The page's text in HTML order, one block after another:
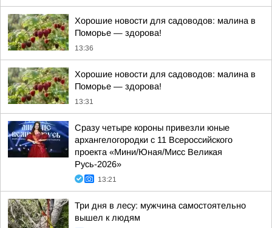
Хорошие новости для садоводов: малина в
Поморье — здорова!
13:36
Хорошие новости для садоводов: малина в
Поморье — здорова!
13:31
Сразу четыре короны привезли юные
архангелогородки с 11 Всероссийского
проекта «Мини/Юная/Мисс Великая
Русь-2026»
13:21
Три дня в лесу: мужчина самостоятельно
вышел к людям